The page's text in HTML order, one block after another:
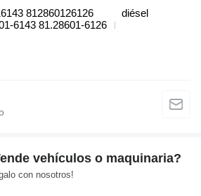
812860126126
6143 81.28601-6126
diésel
vehículos o maquinaria?
con nosotros!